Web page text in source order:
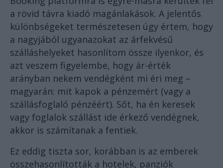
a rövid távra kiadó magánlakások. A jelentős
különbségeket természetesen úgy értem, hogy
a nagyjából ugyanazokat az árfekvésű
szálláshelyeket hasonlítom össze ilyenkor, és
azt veszem figyelembe, hogy ár-érték
arányban nekem vendégként mi éri meg –
magyarán: mit kapok a pénzemért (vagy a
szállásfoglaló pénzéért). Sőt, ha én keresek
vagy foglalok szállást ide érkező vendégnek,
akkor is számítanak a fentiek.
Ez eddig tiszta sor, korábban is az emberek
összehasonlították a hotelek, panziók